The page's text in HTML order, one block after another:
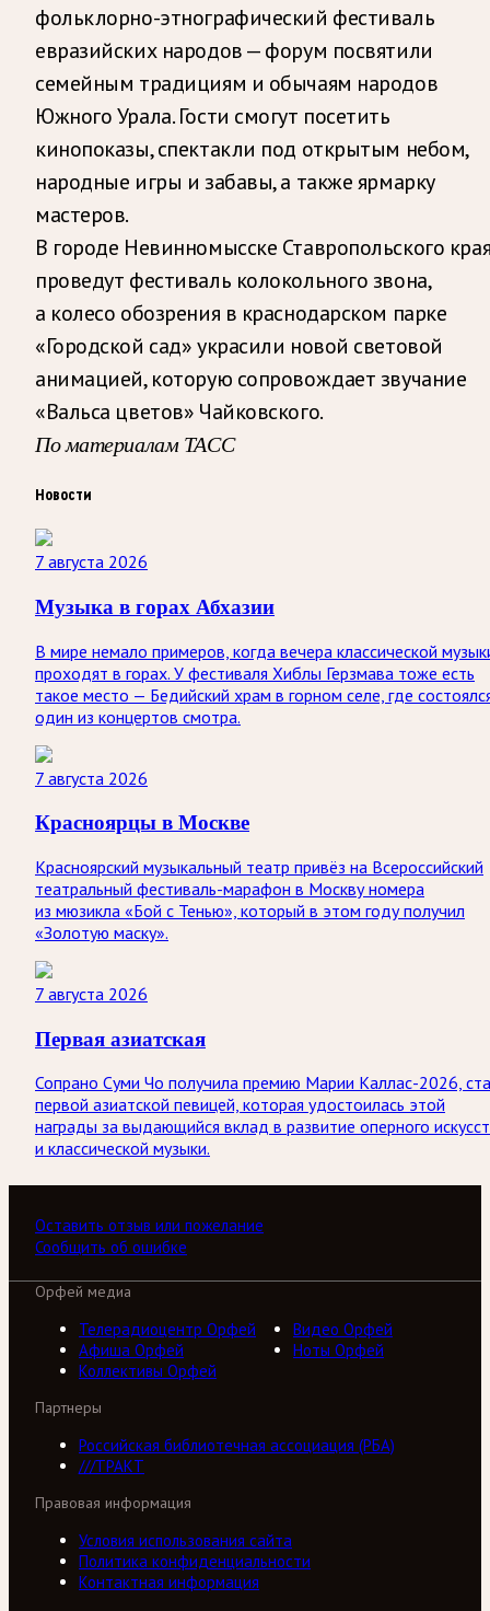
фольклорно-этнографический фестиваль
евразийских народов — форум посвятили
семейным традициям и обычаям народов
Южного Урала. Гости смогут посетить
кинопоказы, спектакли под открытым небом,
народные игры и забавы, а также ярмарку
мастеров.
В городе Невинномысске Ставропольского
проведут фестиваль колокольного звона,
а колесо обозрения в краснодарском парке
«Городской сад» украсили новой световой
анимацией, которую сопровождает звучание
«Вальса цветов» Чайковского.
По материалам ТАСС
Новости
7 августа 2026
Музыка в горах Абхазии
В мире немало примеров, когда вечера классической
проходят в горах. У фестиваля Хиблы Герзмава тоже есть
такое место — Бедийский храм в горном селе, где
один из концертов смотра.
7 августа 2026
Красноярцы в Москве
Красноярский музыкальный театр привёз на Всероссийский
театральный фестиваль-марафон в Москву номера
из мюзикла «Бой с Тенью», который в этом году получил
«Золотую маску».
7 августа 2026
Первая азиатская
Сопрано Суми Чо получила премию Марии Каллас-2026,
первой азиатской певицей, которая удостоилась этой
награды за выдающийся вклад в развитие оперного
и классической музыки.
Оставить отзыв или пожелание
Сообщить об ошибке
Орфей медиа
Телерадиоцентр Орфей
Видео Орфей
Афиша Орфей
Ноты Орфей
Коллективы Орфей
Партнеры
Российская библиотечная ассоциация (РБА)
///ТРАКТ
Правовая информация
Условия использования сайта
Политика конфиденциальности
Контактная информация